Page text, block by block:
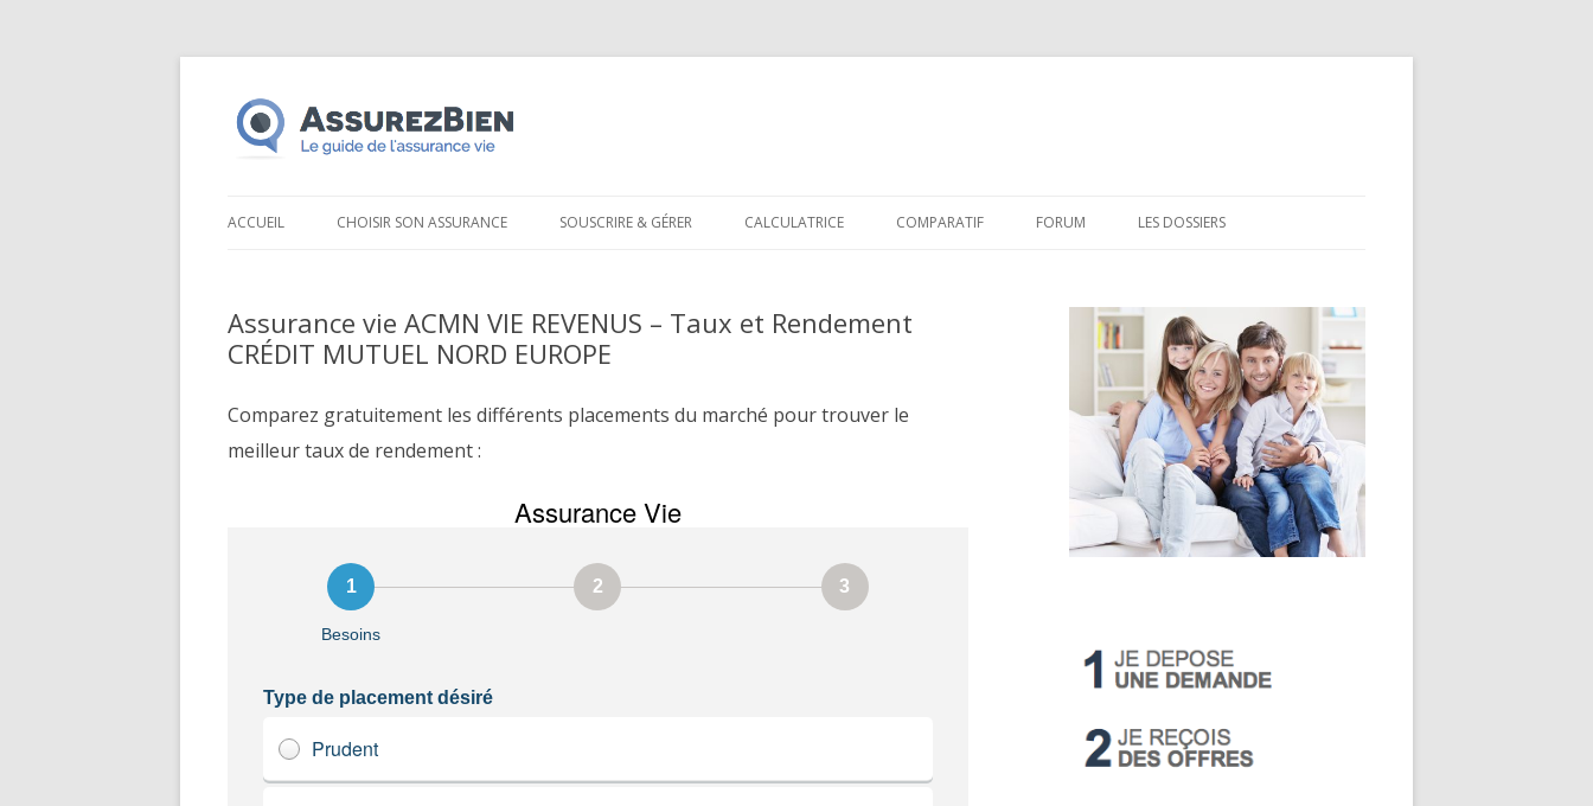
au
ACCUEIL CHOISIR SON ASSURANCE SOUSCRIRE & GÉRER CALCULATRICE COMPARATIF FORUM LES DOSSIERS
CODEVI
COMPTE À TERME
CSL
LDD
LEP
PEL
PERP
Assurance vie ACMN VIE REVENUS – Taux et Rendement
CRÉDIT MUTUEL NORD EUROPE
Comparez gratuitement les différents placements du marché pour trouver le
meilleur taux de rendement :